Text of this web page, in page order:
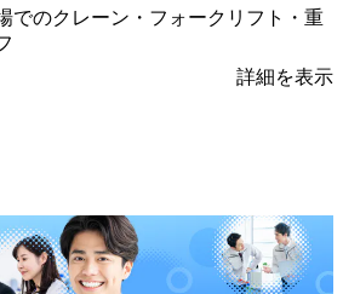
でのクレーン・フォークリフト・重
詳細を表示